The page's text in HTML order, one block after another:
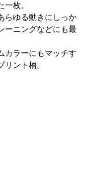
枚。
らゆる動きにしっか
ーニングなどにも最
カラーにもマッチす
ント柄。